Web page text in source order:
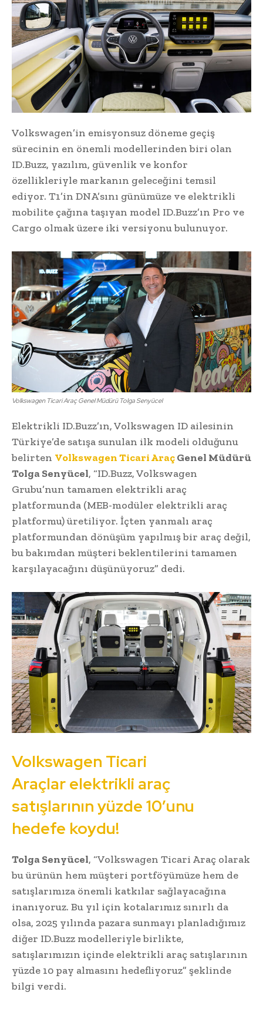
Volkswagen’in emisyonsuz döneme geçiş
sürecinin en önemli modellerinden biri olan
ID.Buzz, yazılım, güvenlik ve konfor
özellikleriyle markanın geleceğini temsil
ediyor. T1’in DNA’sını günümüze ve elektrikli
mobilite çağına taşıyan model ID.Buzz’ın Pro ve
Cargo olmak üzere iki versiyonu bulunuyor.
Volkswagen Ticari Araç Genel Müdürü Tolga Senyücel
Elektrikli ID.Buzz’ın, Volkswagen ID ailesinin
Türkiye’de satışa sunulan ilk modeli olduğunu
belirten Volkswagen Ticari AraçGenel Müdürü
Tolga Senyücel, “ID.Buzz, Volkswagen
Grubu’nun tamamen elektrikli araç
platformunda (MEB-modüler elektrikli araç
platformu) üretiliyor. İçten yanmalı araç
platformundan dönüşüm yapılmış bir araç değil,
bu bakımdan müşteri beklentilerini tamamen
karşılayacağını düşünüyoruz” dedi.
Volkswagen Ticari
Araçlar elektrikli araç
satışlarının yüzde 10’unu
hedefe koydu!
Tolga Senyücel, “Volkswagen Ticari Araç olarak
bu ürünün hem müşteri portföyümüze hem de
satışlarımıza önemli katkılar sağlayacağına
inanıyoruz. Bu yıl için kotalarımız sınırlı da
olsa, 2025 yılında pazara sunmayı planladığımız
diğer ID.Buzz modelleriyle birlikte,
satışlarımızın içinde elektrikli araç satışlarının
yüzde 10 pay almasını hedefliyoruz” şeklinde
bilgi verdi.